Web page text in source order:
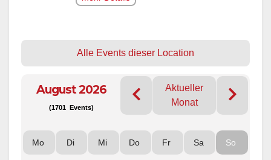
Alle Events dieser Location
August 2026
(1701 Events)
Aktueller
Monat
Mo Di Mi Do Fr Sa So